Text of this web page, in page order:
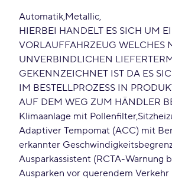
Automatik Metallic
HIERBEI HANDELT ES SICH UM
VORLAUFFAHRZEUG WELCHES
UNVERBINDLICHEN
GEKENNZEICHNET IST DA ES
IM BESTELLPROZESS IN
AUF DEM WEG ZUM HÄNDLER
Klimaanlage mit Pollenfilter
Adaptiver Tempomat (ACC) mit
erkannter
Ausparkassistent (RCTA-Warnung
Ausparken vor querendem